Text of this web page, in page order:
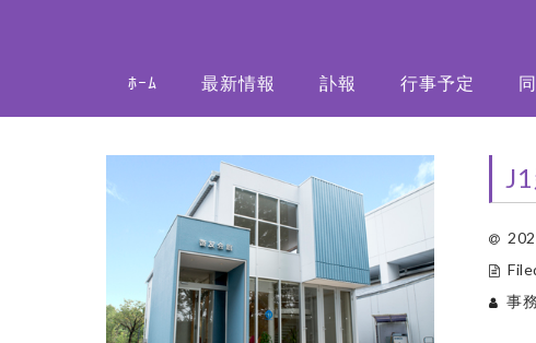
ﾎｰﾑ 最新情報 訃報 行事予定
事